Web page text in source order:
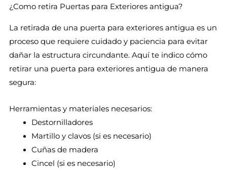
¿Como retira Puertas para Exteriores antigua?
La retirada de una puerta para exteriores antigua es un
proceso que requiere cuidado y paciencia para evitar
dañar la estructura circundante. Aquí te indico cómo
retirar una puerta para exteriores antigua de manera
segura:
Herramientas y materiales necesarios:
Destornilladores
Martillo y clavos (si es necesario)
Cuñas de madera
Cincel (si es necesario)